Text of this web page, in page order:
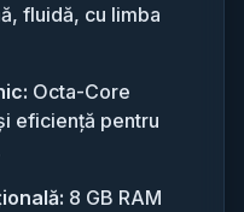
fluidă, cu limba
Octa-Core
eficiență pentru
8 GB RAM